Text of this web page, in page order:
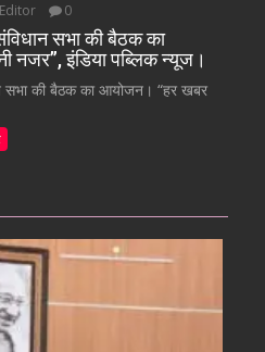
Editor 0
सभा की बैठक का
नजर”, इंडिया पब्लिक न्यूज।
सभा की बैठक का आयोजन। “हर खबर